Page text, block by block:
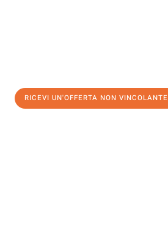
RICEVI UN'OFFERTA NON VINCOLANTE